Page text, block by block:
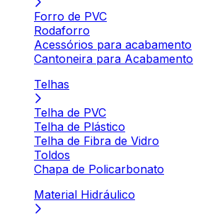
Forro de PVC
Rodaforro
Acessórios para acabamento
Cantoneira para Acabamento
Telhas
Telha de PVC
Telha de Plástico
Telha de Fibra de Vidro
Toldos
Chapa de Policarbonato
Material Hidráulico